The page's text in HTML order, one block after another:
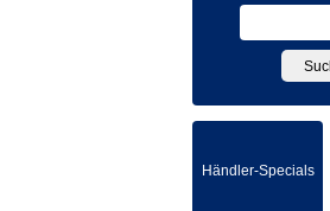
Händler-Specials